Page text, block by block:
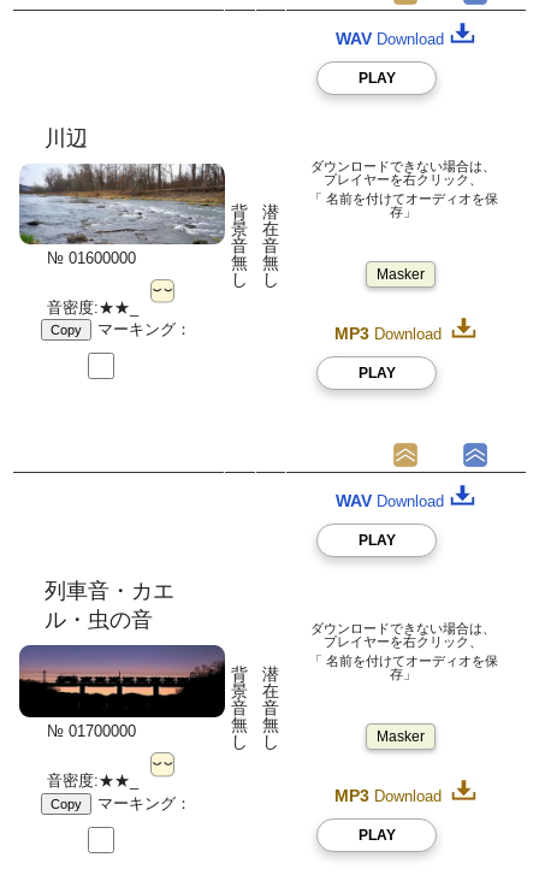
川辺
№ 01600000
音密度:★★_
Copy マーキング：
背
景
音
無
し
潜
在
音
無
し
WAV Download
PLAY
ダウンロードできない場合は、
プレイヤーを右クリック、
「 名前を付けてオーディオを保
存」
Masker
MP3 Download
PLAY
列車音・カエ
ル・虫の音
№ 01700000
音密度:★★_
Copy マーキング：
背
景
音
無
し
潜
在
音
無
し
WAV Download
PLAY
ダウンロードできない場合は、
プレイヤーを右クリック、
「 名前を付けてオーディオを保
存」
Masker
MP3 Download
PLAY